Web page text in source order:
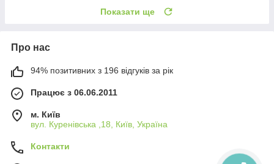
Показати ще
Про нас
94% позитивних з 196 відгуків за рік
Працює з 06.06.2011
м. Київ
вул. Куренівська ,18, Київ, Україна
Контакти